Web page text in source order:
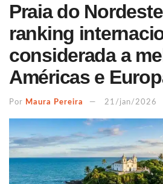
Praia do
ranking
considerada a
Américas e
Por Maura Pereira 21/jan/2026